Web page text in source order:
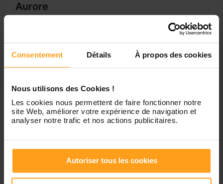
Consentement Détails À propos des cookies
Nous utilisons des Cookies !
Les cookies nous permettent de faire fonctionner notre
site Web, améliorer votre expérience de navigation et
analyser notre trafic et nos actions publicitaires.
Autoriser tous les cookies
Aurore
Bonjour à tous, je m’appelle Aurore, j’ai 19ans, ayant arrêté
les cours, je me lance donc dans le babysitting. J’aime
énormément les enfants, ce job me correspond à merveille.
Je garde souvent ma filleule ainsi que ma petite cousine
1
Petites annonces de